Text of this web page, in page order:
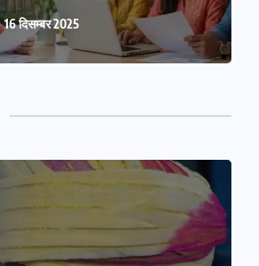
16 दिसम्बर 2025